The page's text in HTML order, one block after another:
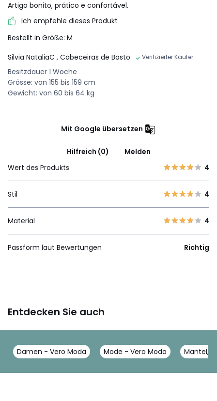
Artigo bonito, prático e confortável.
Ich empfehle dieses Produkt
Bestellt in Größe: M
Silvia NataliaC , Cabeceiras de Basto Verifizierter Käufer
Besitzdauer 1 Woche
Grösse: von 155 bis 159 cm
Gewicht: von 60 bis 64 kg
Mit Google übersetzen
Hilfreich (0)
Melden
Wert des Produkts
4
Stil 4
Material 4
Passform laut Bewertungen Richtig
Entdecken Sie auch
Damen - Vero Moda Mode - Vero Moda Mantel,